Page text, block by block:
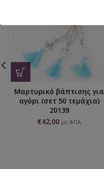
Μαρτυρικό βάπτισης για
αγόρι (σετ 50 τεμάχια)
20139
€42,00 με ΦΠΑ